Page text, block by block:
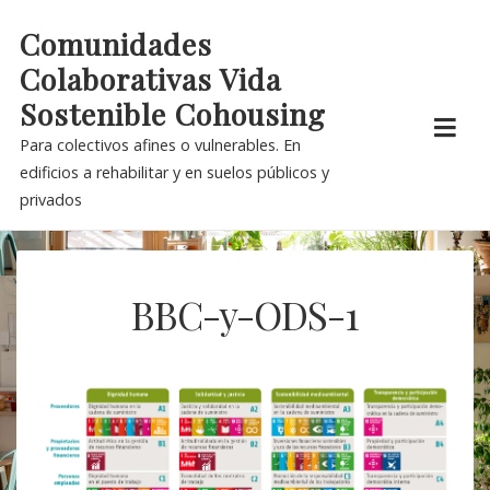
content
Comunidades
Colaborativas Vida
Sostenible Cohousing
Para colectivos afines o vulnerables. En
edificios a rehabilitar y en suelos públicos y
privados
BBC-y-ODS-1